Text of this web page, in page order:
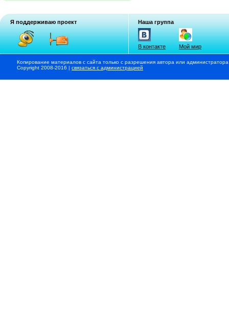
Я поддерживаю проект Наша группа
В контакте Мой мир
Копирование материалов с сайта только с разрешения автора или
Copyright 2008-2016 | связаться с администрацией